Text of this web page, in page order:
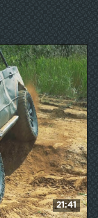
21:41